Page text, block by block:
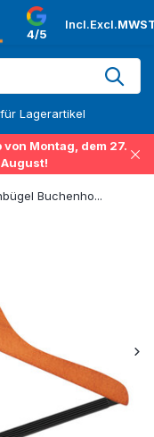
4/5
Incl.Excl.
für Lagerartikel
Montag, dem 27.
Buchenho...